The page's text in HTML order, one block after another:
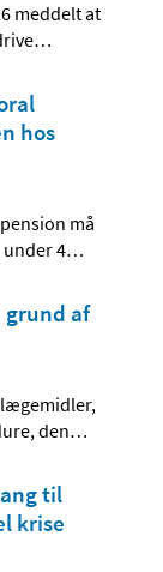
meddelt at
…
hos
må
4…
grund af
den…
til
krise